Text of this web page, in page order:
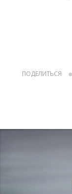
ПОДЕЛИТЬСЯ